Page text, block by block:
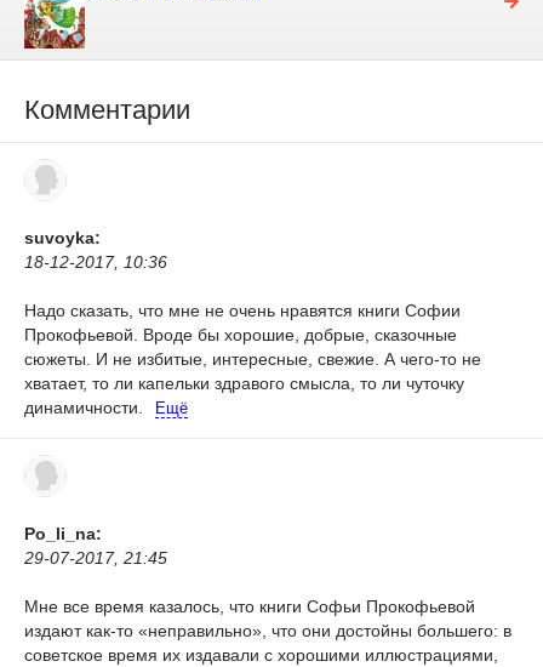
Комментарии
suvoyka:
18-12-2017, 10:36
Надо сказать, что мне не очень нравятся книги Софии
Прокофьевой. Вроде бы хорошие, добрые, сказочные
сюжеты. И не избитые, интересные, свежие. А чего-то не
хватает, то ли капельки здравого смысла, то ли чуточку
динамичности.
Ещё
Po_li_na:
29-07-2017, 21:45
Мне все время казалось, что книги Софьи Прокофьевой
издают как-то «неправильно», что они достойны большего: в
советское время их издавали с хорошими иллюстрациями,